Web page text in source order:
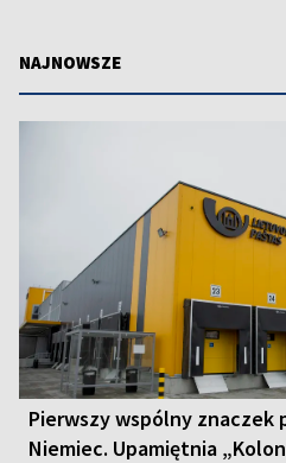
NAJNOWSZE
Pierwszy wspólny
Niemiec. Upamiętnia